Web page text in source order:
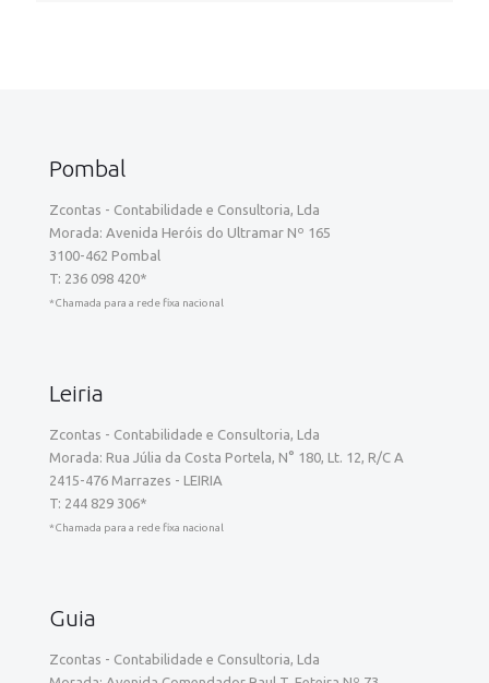
Pombal
Zcontas - Contabilidade e Consultoria, Lda
Morada: Avenida Heróis do Ultramar Nº 165
3100-462 Pombal
T: 236 098 420*
*Chamada para a rede fixa nacional
Leiria
Zcontas - Contabilidade e Consultoria, Lda
Morada: Rua Júlia da Costa Portela, N° 180, Lt. 12, R/C A
2415-476 Marrazes - LEIRIA
T: 244 829 306*
*Chamada para a rede fixa nacional
Guia
Zcontas - Contabilidade e Consultoria, Lda